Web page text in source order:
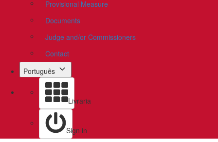
Provisional Measure
Documents
Judge and/or Commissioners
Contact
Português
Livraria
Sign in